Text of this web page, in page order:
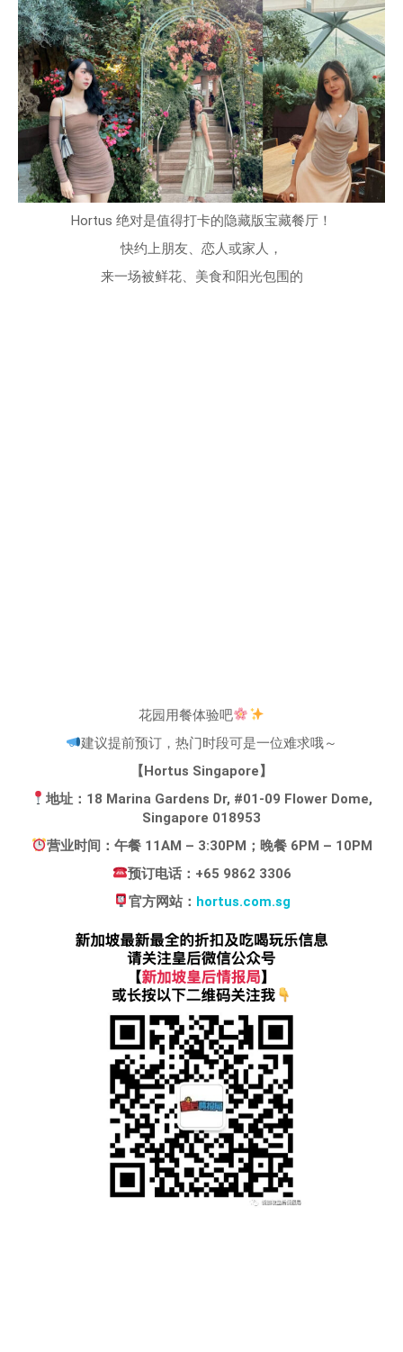
Hortus 绝对是值得打卡的隐藏版宝藏餐厅！
快约上朋友、恋人或家人，
来一场被鲜花、 美食和阳光包围的
花园用餐体验吧
建议提前预订，热门时段可是一位难求哦～
【Hortus Singapore】
地址：18 Marina Gardens Dr, #01-09 Flower Dome,
Singapore 018953
营业时间：午餐 11AM – 3:30PM；晚餐 6PM – 10PM
预订电话：+65 9862 3306
官方网站： hortus.com.sg